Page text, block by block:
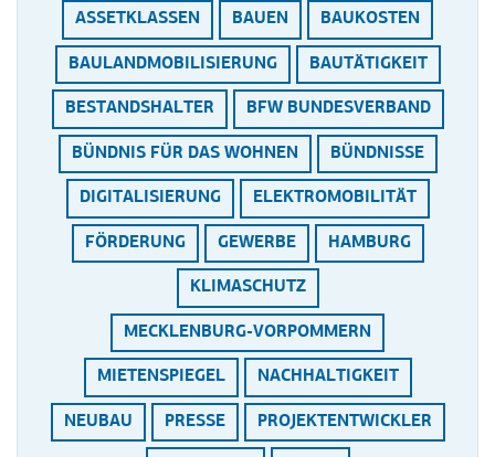
ASSETKLASSEN BAUEN BAUKOSTEN
BAULANDMOBILISIERUNG BAUTÄTIGKEIT
BESTANDSHALTER BFW BUNDESVERBAND
BÜNDNIS FÜR DAS WOHNEN BÜNDNISSE
DIGITALISIERUNG ELEKTROMOBILITÄT
FÖRDERUNG GEWERBE HAMBURG
KLIMASCHUTZ
MECKLENBURG-VORPOMMERN
MIETENSPIEGEL NACHHALTIGKEIT
NEUBAU PRESSE PROJEKTENTWICKLER